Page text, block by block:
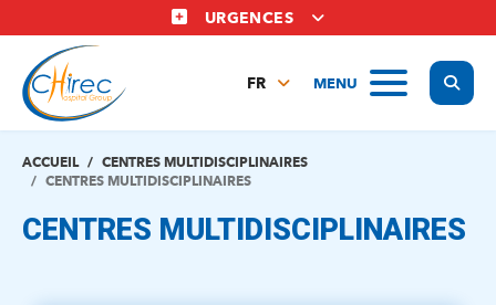
au
contenu
principal
URGENCES
MENU
FR
EN
ACCUEIL
CENTRES MULTIDISCIPLINAIRES
CENTRES MULTIDISCIPLINAIRES
CENTRES MULTIDISCIPLINAIRES